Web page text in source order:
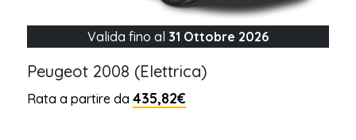
Valida fino al 31 Ottobre 2026
Peugeot 2008 (Elettrica)
Rata a partire da435,82€